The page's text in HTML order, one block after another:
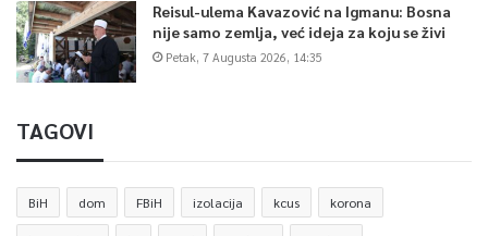
Reisul-ulema Kavazović na Igmanu: Bosna
nije samo zemlja, već ideja za koju se živi
Petak, 7 Augusta 2026, 14:35
TAGOVI
BiH dom FBiH izolacija kcus korona